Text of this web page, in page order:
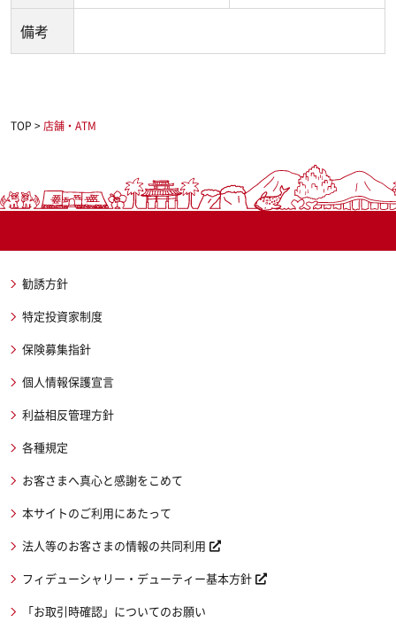
備考
TOP > 店舗・ATM
勧誘方針
特定投資家制度
保険募集指針
個人情報保護宣言
利益相反管理方針
各種規定
お客さまへ真心と感謝をこめて
本サイトのご利用にあたって
法人等のお客さまの情報の共同利用
フィデューシャリー・デューティー基本方針
「お取引時確認」についてのお願い